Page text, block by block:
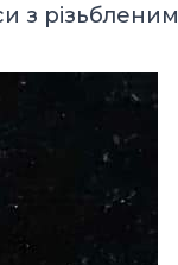
з різьбленим